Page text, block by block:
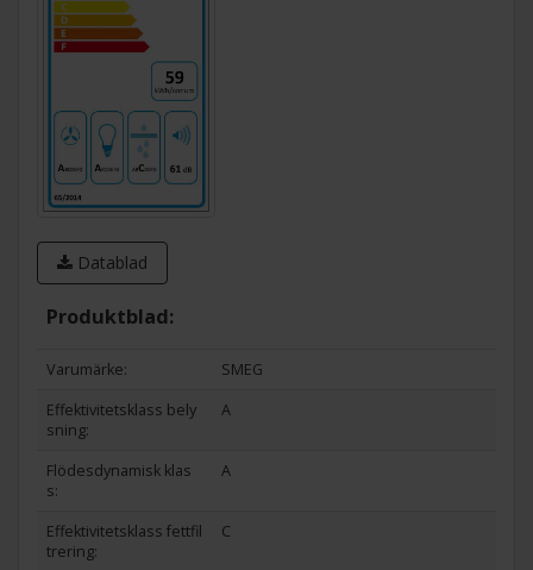
Datablad
Produktblad:
Varumärke:
SMEG
Effektivitetsklass bely
sning:
A
Flödesdynamisk klas
s:
A
Effektivitetsklass fettfil
trering:
C